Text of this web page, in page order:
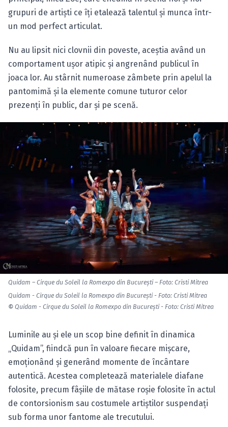
grupuri de artişti ce îţi etalează talentul şi munca într-
un mod perfect articulat.
Nu au lipsit nici clovnii din poveste, aceştia având un
comportament uşor atipic şi angrenând publicul în
joaca lor. Au stârnit numeroase zâmbete prin apelul la
pantomimă şi la elemente comune tuturor celor
prezenţi în public, dar şi pe scenă.
Quidam – Cirque du Soleil la Romexpo din Bucureşti – Foto: Cristi Mitrea
Quidam - Cirque du Soleil la Romexpo din Bucureşti - Foto: Cristi Mitrea
© Quidam - Cirque du Soleil la Romexpo din Bucureşti - Foto: Cristi Mitrea
Luminile au şi ele un scop bine definit în dinamica
„Quidam”, fiindcă pun în valoare fiecare mişcare,
emoţionând şi generând momente de încântare
autentică. Acestea completează materialele diafane
folosite, precum fâşiile de mătase roşie folosite în actul
de contorsionism sau costumele artiştilor suspendaţi
sub forma unor fantome ale trecutului.